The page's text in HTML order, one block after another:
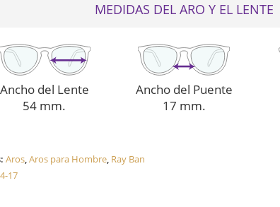
MEDIDAS DEL ARO Y EL LENTE
Ancho del Lente
54 mm.
Ancho del Puente
17 mm.
Aros,Aros para Hombre, Ray Ban
17